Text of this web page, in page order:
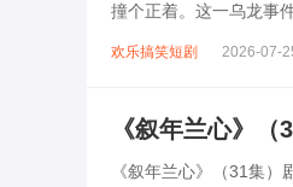
撞个正着。这一乌龙事
欢乐搞笑短剧 2026-07-
《叙年兰心》
《叙年兰心》（31集